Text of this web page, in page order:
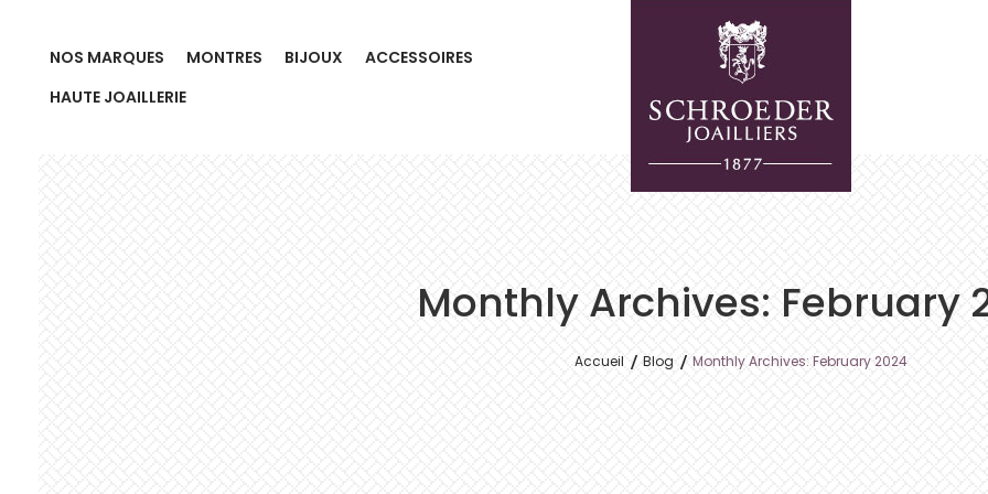
NOS MARQUES MONTRES BIJOUX
ACCESSOIRES
HAUTE JOAILLERIE
Monthly Archives: February
Accueil Blog Monthly Archives: February 2024